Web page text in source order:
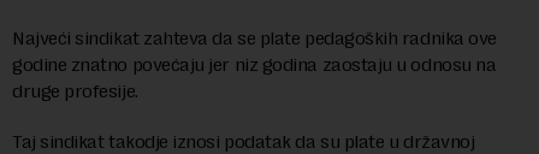
Najveći sindikat zahteva da se plate pedagoških radnika ove
godine znatno povećaju jer niz godina zaostaju u odnosu na
druge profesije.
Taj sindikat takodje iznosi podatak da su plate u državnoj